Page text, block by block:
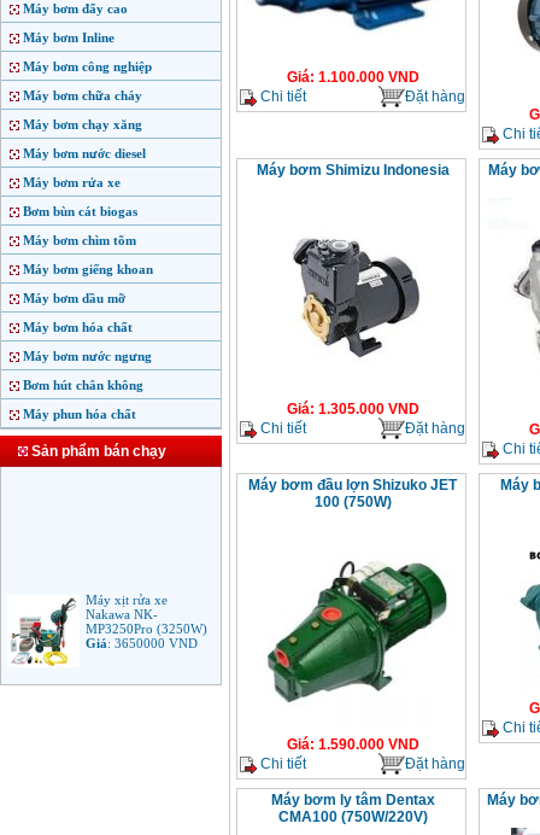
Máy bơm đẩy cao
Máy bơm Inline
Máy bơm công nghiệp
Máy bơm chữa cháy
Máy bơm chạy xăng
Máy bơm nước diesel
Máy bơm rửa xe
Bơm bùn cát biogas
Máy bơm chìm tõm
Máy bơm giếng khoan
Máy bơm dầu mỡ
Máy bơm hóa chất
Máy bơm nước ngưng
Bơm hút chân không
Máy phun hóa chất
Sản phẩm bán chạy
Máy xịt rửa xe
Nakawa NK-
MP3250Pro (3250W)
Giá:3650000VND
Giá: 1.100.000VND
Chi tiết
Đặt hàng
Chi
Máy bơm Shimizu Indonesia
Giá: 1.305.000VND
Chi tiết
Đặt hàng
Máy
Chi
Máy bơm đầu lợn Shizuko JET
100 (750W)
Giá: 1.590.000VND
Chi tiết
Đặt hàng
Máy
Chi
Máy bơm ly tâm Dentax
CMA100 (750W/220V)
Máy